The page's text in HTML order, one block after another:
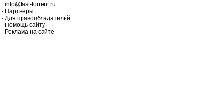
info@fast-torrent.ru
Партнёры
Для правообладателей
Помощь сайту
Реклама на сайте